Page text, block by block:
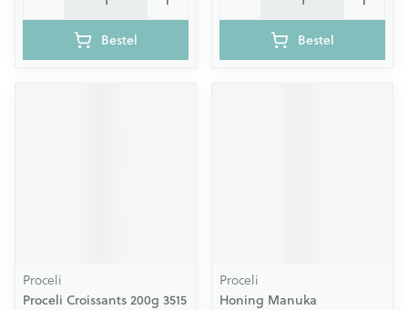
Bestel Bestel
Proceli
Proceli Croissants 200g 3515
Proceli
Honing Manuka